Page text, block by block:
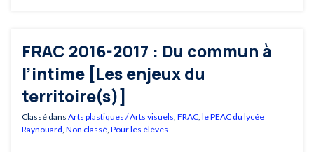
FRAC 2016-2017 : Du commun à
l’intime [Les enjeux du
territoire(s)]
Classé dans Arts plastiques / Arts visuels FRAC le PEAC du lycée
Raynouard Non classé Pour les élèves